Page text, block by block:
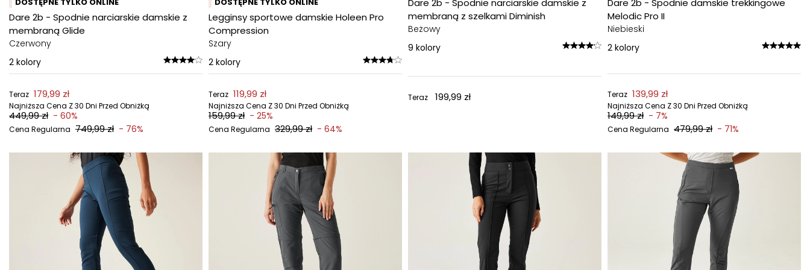
Dare 2b - Spodnie narciarskie damskie z
membraną Glide
Czerwony
2 kolory
Teraz 179,99 zł
Najniższa Cena Z 30 Dni Przed Obniżką
449,99 zł - 60%
Cena Regularna 749,99 zł - 76%
Legginsy sportowe damskie Holeen Pro
Compression
Szary
2 kolory
Teraz 119,99 zł
Najniższa Cena Z 30 Dni Przed Obniżką
159,99 zł - 25%
Cena Regularna 329,99 zł - 64%
Dare 2b - Spodnie narciarskie damskie z
membraną z szelkami Diminish
Beżowy
9 kolory
Teraz 199,99 zł
Dare 2b - Spodnie damskie trekkingowe
Melodic Pro II
Niebieski
2 kolory
Teraz 139,99 zł
Najniższa Cena Z 30 Dni Przed Obniżką
149,99 zł - 7%
Cena Regularna 479,99 zł - 71%